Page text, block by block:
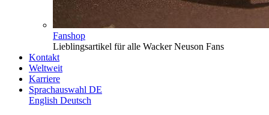
Fanshop
Lieblingsartikel für alle Wacker Neuson Fans
Kontakt
Weltweit
Karriere
Sprachauswahl DE
English Deutsch